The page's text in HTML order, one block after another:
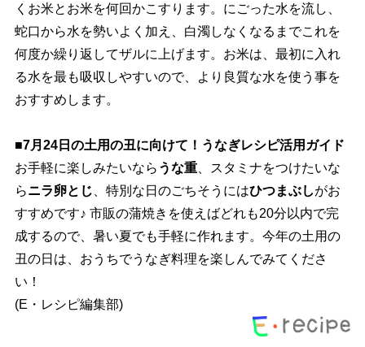
くお米とお米を何回かこすります。にごった水を流し、
蛇口から水を勢いよく加え、白濁しなくなるまでこれを
何度か繰り返してザルに上げます。お米は、最初に入れ
る水を最も吸収しやすいので、より良質な水を使う事を
おすすめします。
■7月24日の土用の丑に向けて！うなぎレシピ活用ガイド
お手軽に楽しみたいなら うな重、スタミナをつけたいな
らニラ卵とじ 、特別な日のごちそうにはひつまぶしがお
すすめです♪ 市販の蒲焼きを使えばどれも20分以内で完
成するので、暑い夏でも手軽に作れます。今年の土用の
丑の日は、おうちでうなぎ料理を楽しんでみてくださ
い！
(E・レシピ編集部)